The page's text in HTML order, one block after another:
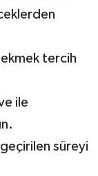
ekmek tercih
ile
süreyi